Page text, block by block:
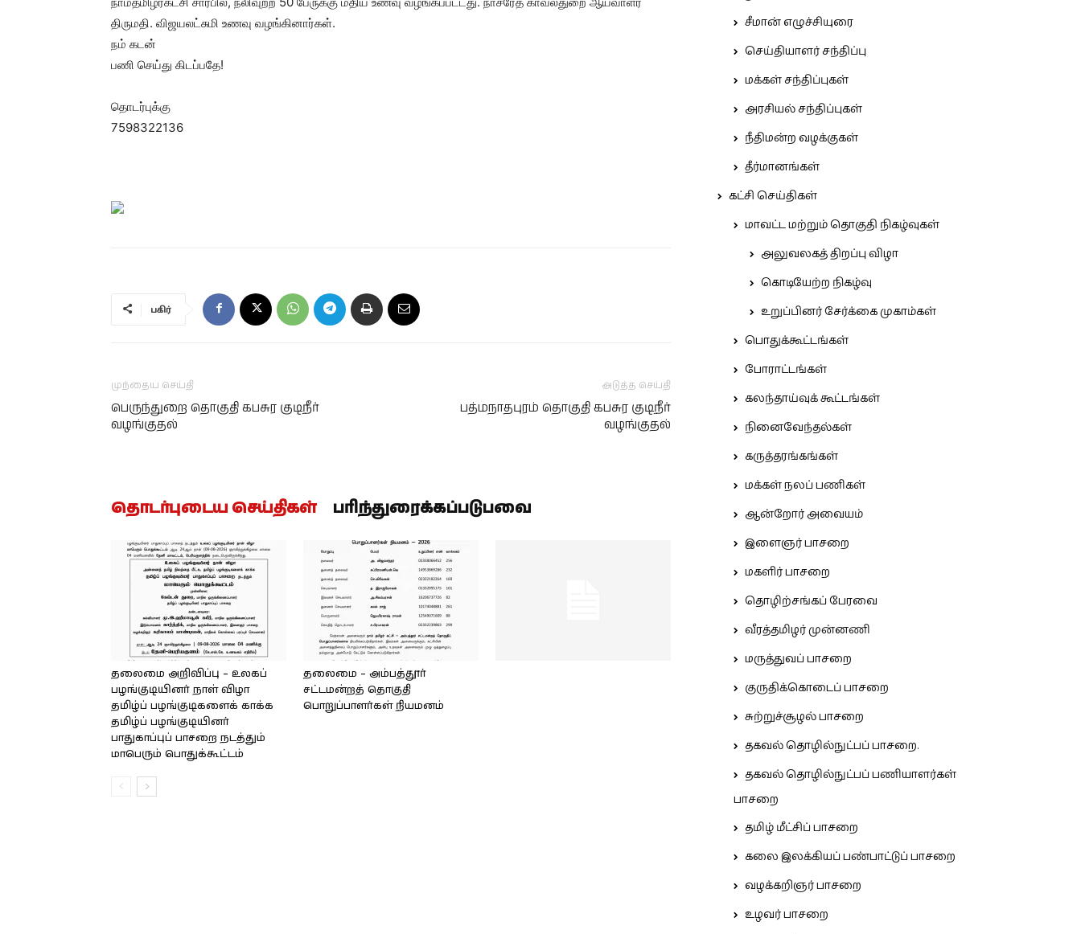
திருமதி. விஜயலட்சுமி உணவு வழங்கினார்கள்.
நம் கடன்
பணி செய்து கிடப்பதே!
தொடர்புக்கு
7598322136
பகிர்
முந்தைய செய்தி
பெருந்துறை தொகுதி கபசுர குடிநீர்
வழங்குதல்
அடுத்த செய்தி
பத்மநாதபுரம் தொகுதி கபசுர குடிநீர்
வழங்குதல்
தொடர்புடைய செய்திகள் பரிந்துரைக்கப்படுபவை
தலைமை அறிவிப்பு – உலகப்
பழங்குடியினர் நாள் விழா
தமிழ்ப் பழங்குடிகளைக் காக்க
தமிழ்ப் பழங்குடியினர்
பாதுகாப்புப் பாசறை நடத்தும்
மாபெரும் பொதுக்கூட்டம்
தலைமை – அம்பத்தூர்
சட்டமன்றத் தொகுதி
பொறுப்பாளர்கள் நியமனம்
சீமான் எழுச்சியுரை
செய்தியாளர் சந்திப்பு
மக்கள் சந்திப்புகள்
அரசியல் சந்திப்புகள்
நீதிமன்ற வழக்குகள்
தீர்மானங்கள்
கட்சி செய்திகள்
மாவட்ட மற்றும் தொகுதி நிகழ்வுகள்
அலுவலகத் திறப்பு விழா
கொடியேற்ற நிகழ்வு
உறுப்பினர் சேர்க்கை முகாம்கள்
பொதுக்கூட்டங்கள்
போராட்டங்கள்
கலந்தாய்வுக் கூட்டங்கள்
நினைவேந்தல்கள்
கருத்தரங்கங்கள்
மக்கள் நலப் பணிகள்
ஆன்றோர் அவையம்
இளைஞர் பாசறை
மகளிர் பாசறை
தொழிற்சங்கப் பேரவை
வீரத்தமிழர் முன்னணி
மருத்துவப் பாசறை
குருதிக்கொடைப் பாசறை
சுற்றுச்சூழல் பாசறை
தகவல் தொழில்நுட்பப் பாசறை.
தகவல் தொழில்நுட்பப் பணியாளர்கள்
பாசறை
தமிழ் மீட்சிப் பாசறை
கலை இலக்கியப் பண்பாட்டுப் பாசறை
வழக்கறிஞர் பாசறை
உழவர் பாசறை